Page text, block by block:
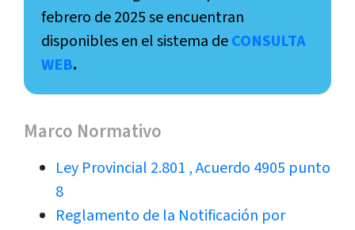
febrero de 2025 se encuentran
disponibles en el sistema deCONSULTA
WEB.
Marco Normativo
Ley Provincial 2.801 , Acuerdo 4905 punto
8
Reglamento de la Notificación por